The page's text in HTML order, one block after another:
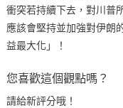
衝突若持續下去，對川普
應該會堅持並加強對伊朗
益最大化」！
您喜歡這個觀點嗎？
請給新評分哦！